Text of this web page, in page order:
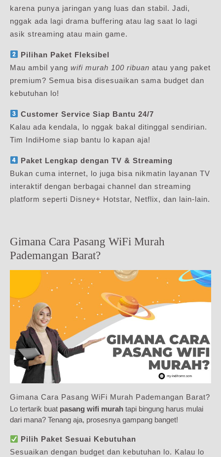
karena punya jaringan yang luas dan stabil. Jadi,
nggak ada lagi drama buffering atau lag saat lo lagi
asik streaming atau main game.
Pilihan Paket Fleksibel
Mau ambil yang wifi murah 100 ribuan atau yang paket
premium? Semua bisa disesuaikan sama budget dan
kebutuhan lo!
Customer Service Siap Bantu 24/7
Kalau ada kendala, lo nggak bakal ditinggal sendirian.
Tim IndiHome siap bantu lo kapan aja!
Paket Lengkap dengan TV & Streaming
Bukan cuma internet, lo juga bisa nikmatin layanan TV
interaktif dengan berbagai channel dan streaming
platform seperti Disney+ Hotstar, Netflix, dan lain-lain.
Gimana Cara Pasang WiFi Murah
Pademangan Barat?
Gimana Cara Pasang WiFi Murah Pademangan Barat?
Lo tertarik buat pasang wifi murah tapi bingung harus mulai
dari mana? Tenang aja, prosesnya gampang banget!
Pilih Paket Sesuai Kebutuhan
Sesuaikan dengan budget dan kebutuhan lo. Kalau lo